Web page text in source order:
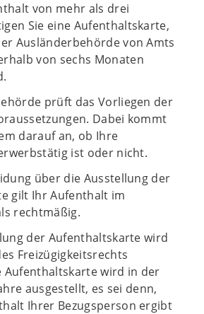
von mehr als drei
Sie eine Aufenthaltskarte,
Ausländerbehörde von Amts
von sechs Monaten
prüft das Vorliegen der
Dabei kommt
darauf an, ob Ihre
ist oder nicht.
über die Ausstellung der
gilt Ihr Aufenthalt im
rechtmäßig.
der Aufenthaltskarte wird
Freizügigkeitsrechts
Aufenthaltskarte wird in der
ausgestellt, es sei denn,
Ihrer Bezugsperson ergibt